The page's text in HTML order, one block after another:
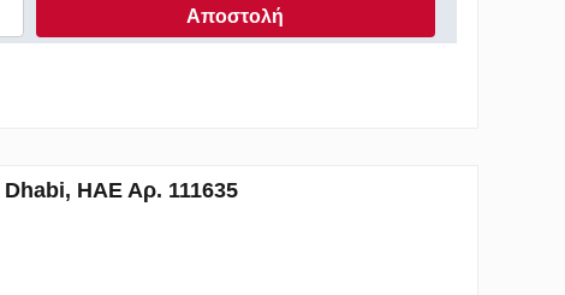
Αποστολή
ΗΑΕ Αρ. 111635